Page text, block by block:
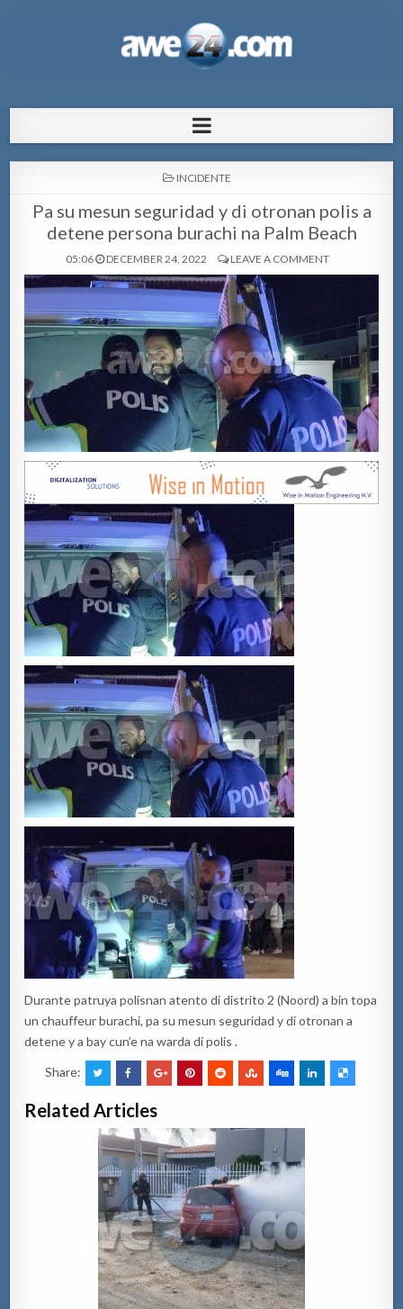
pa Aruba
POSTED
INCIDENTE
Pa su mesun seguridad y di otronan polis a
detene persona burachi na Palm Beach
05:06 DECEMBER 24, 2022 LEAVE A COMMENT
Durante patruya polisnan atento di distrito 2 (Noord) a bin topa
un chauffeur burachi, pa su mesun seguridad y di otronan a
detene y a bay cun’e na warda di polis .
Share:
Related Articles